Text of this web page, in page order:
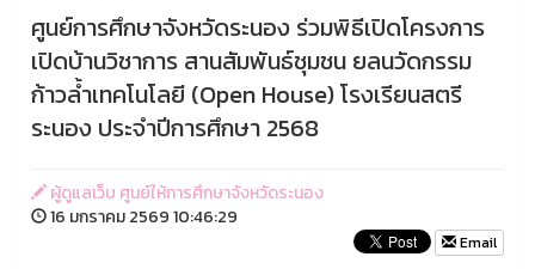
ศูนย์การศึกษาจังหวัดระนอง ร่วมพิธีเปิดโครงการ
เปิดบ้านวิชาการ สานสัมพันธ์ชุมชน ยลนวัดกรรม
ก้าวล้ำเทคโนโลยี (Open House) โรงเรียนสตรี
ระนอง ประจำปีการศึกษา 2568
ผู้ดูแลเว็บ ศูนย์ให้การศึกษาจังหวัดระนอง
16 มกราคม 2569 10:46:29
Email